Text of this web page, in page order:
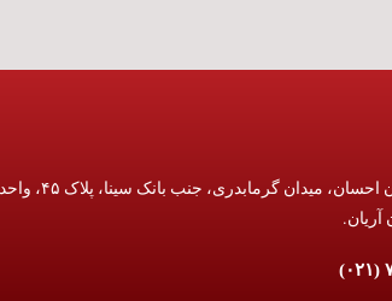
تهران ،تهرانپارس، خیابان احسان، میدان گرمابدری، جنب بانک سینا، پلاک ۴۵، واحد